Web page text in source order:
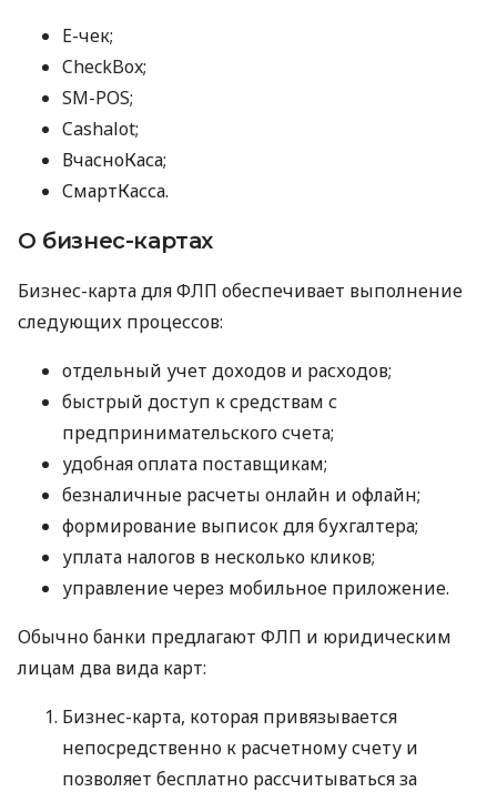
E-чек;
CheckBox;
SM-POS;
Cashalot;
ВчасноКаса;
СмартКасса.
О бизнес-картах
Бизнес-карта для ФЛП обеспечивает выполнение
следующих процессов:
отдельный учет доходов и расходов;
быстрый доступ к средствам с
предпринимательского счета;
удобная оплата поставщикам;
безналичные расчеты онлайн и офлайн;
формирование выписок для бухгалтера;
уплата налогов в несколько кликов;
управление через мобильное приложение.
Обычно банки предлагают ФЛП и юридическим
лицам два вида карт:
Бизнес-карта, которая привязывается
непосредственно к расчетному счету и
позволяет бесплатно рассчитываться за